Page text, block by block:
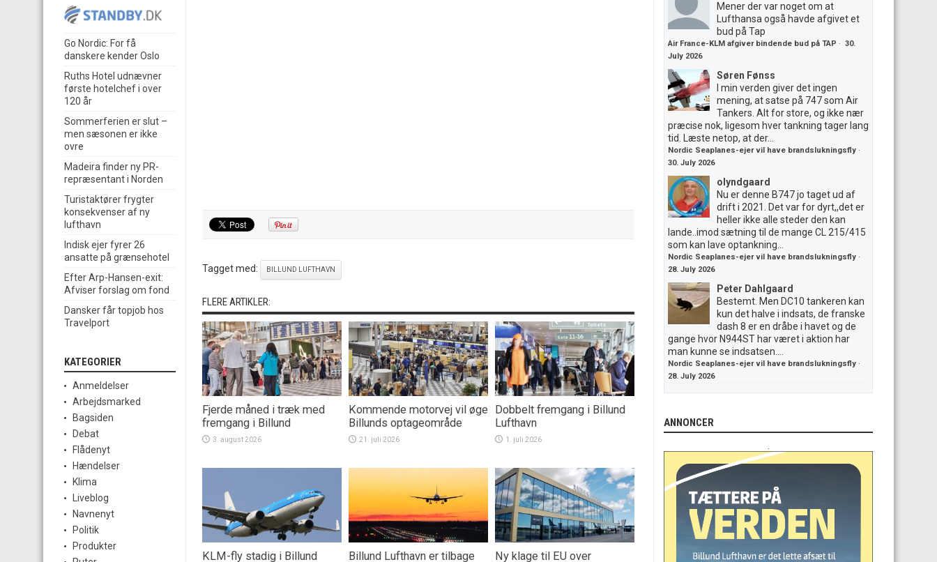
Tagget med: BILLUND LUFTHAVN
FLERE ARTIKLER:
Fjerde måned i træk med
fremgang i Billund
3. august 2026
Kommende motorvej vil øge
Billunds optageområde
21. juli 2026
Dobbelt fremgang i Billund
Lufthavn
1. juli 2026
KLM-fly stadig i Billund Billund Lufthavn er tilbage Ny klage til EU over
Go Nordic: For få
danskere kender Oslo
Ruths Hotel udnævner
første hotelchef i over
120 år
Sommerferien er slut –
men sæsonen er ikke
ovre
Madeira finder ny PR-
repræsentant i Norden
Turistaktører frygter
konsekvenser af ny
lufthavn
Indisk ejer fyrer 26
ansatte på grænsehotel
Efter Arp-Hansen-exit:
Afviser forslag om fond
Dansker får topjob hos
Travelport
KATEGORIER
Anmeldelser
Arbejdsmarked
Bagsiden
Debat
Flådenyt
Hændelser
Klima
Liveblog
Navnenyt
Politik
Produkter
Mener der var noget om at
Lufthansa også havde afgivet et
bud på Tap
Air France-KLM afgiver bindende bud på TAP · 30.
July 2026
Søren Fønss
I min verden giver det ingen
mening, at satse på 747 som Air
Tankers. Alt for store, og ikke nær
præcise nok, ligesom hver tankning tager lang
tid. Læste netop, at der...
Nordic Seaplanes-ejer vil have brandslukningsfly ·
30. July 2026
olyndgaard
Nu er denne B747 jo taget ud af
drift i 2021. Det var for dyrt,,det er
heller ikke alle steder den kan
lande..imod sætning til de mange CL 215/415
som kan lave optankning...
Nordic Seaplanes-ejer vil have brandslukningsfly ·
28. July 2026
Peter Dahlgaard
Bestemt. Men DC10 tankeren kan
kun det halve i indsats, de franske
dash 8 er en dråbe i havet og de
gange hvor N944ST har været i aktion har
man kunne se indsatsen....
Nordic Seaplanes-ejer vil have brandslukningsfly ·
28. July 2026
ANNONCER